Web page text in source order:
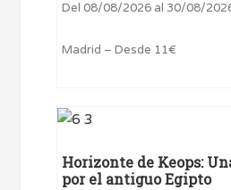
Del 08/08/2026 al 30/08/
Madrid – Desde 11€
Horizonte de Keops:
por el antiguo Egipto